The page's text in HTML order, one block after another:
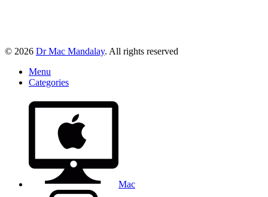
© 2026 Dr Mac Mandalay. All rights reserved
Menu
Categories
Mac